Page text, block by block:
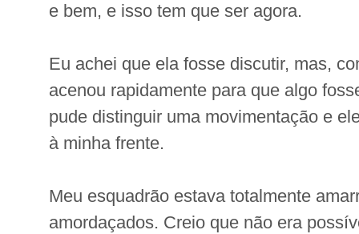
e bem, e isso tem que ser agora.
Eu achei que ela fosse discutir, mas,
acenou rapidamente para que algo
pude distinguir uma movimentação e
à minha frente.
Meu esquadrão estava totalmente
amordaçados. Creio que não era